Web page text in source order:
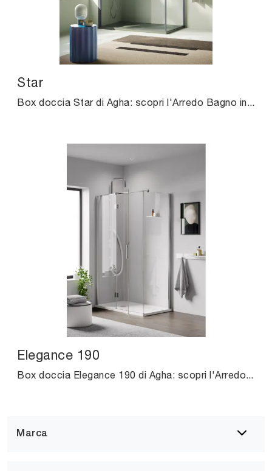
Marca
Star
Box doccia Star di Agha: scopri l'Arredo Bagno in vetro moderno e arreda il bagno di casa.
Elegance 190
Box doccia Elegance 190 di Agha: scopri l'Arredo Bagno in vetro moderno e arreda la stanza del benessere.